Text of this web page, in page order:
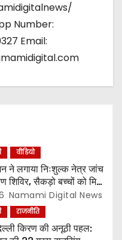
Number:
Email:
वीडियो
ने लगाया निःशुल्क नेत्र जांच
शिविर, सैकड़ो बच्चों को मिला
Namami Digital News
राजनीति
किरण की अनूठी पहल: